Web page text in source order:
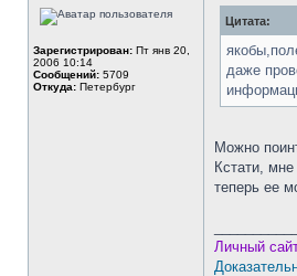
Зарегистрирован: Пт янв 20,
2006 10:14
Сообщений: 5709
Откуда: Петербург
Цитата:
даже
Можно
Кстати,
теперь ее
Личный